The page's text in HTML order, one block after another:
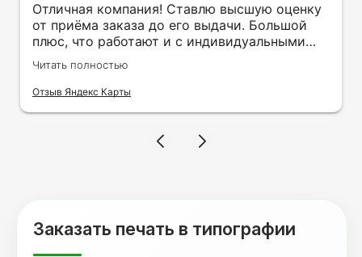
Отличная компания! Ставлю высшую оценку
от приёма заказа до его выдачи. Большой
плюс, что работают и с индивидуальными
заказами. Нелбходимо было нанести принт
на кружку в подарок. Заказ был исполнен
оперативно и ооочень красиво, даже не
терпеливость, отвечала на все мои вопросы.
Читать полностью
Отзыв Яндекс Карты
Заказать печать в типографии